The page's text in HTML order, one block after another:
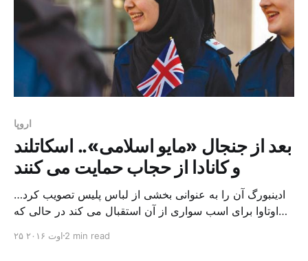
اروپا
بعد از جنجال «مایو اسلامی».. اسکاتلند
و کانادا از حجاب حمایت می کنند
ادینبورگ آن را به عنوانی بخشی از لباس پلیس تصویب کرد…
اوتاوا برای اسب سواری از آن استقبال می کند در حالی که
در فرانسه و اروپا تشدید شده است، پلیس اسکاتلند اعلام کرد
۲۵ اوت ۲۰۱۶ 2 min read